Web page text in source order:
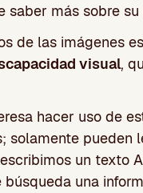
saber más sobre su
de las imágenes es
visual,
hacer uso de
solamente pueden
un texto
una